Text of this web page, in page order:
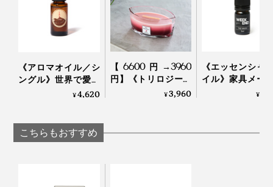
手についたオイルで目をこすらないようにご注意く
ださい。
家具やプラスチックなどに付着すると、変色・変質
こぼれた際はすぐに拭き取ってください。
ペットのいる空間で使用する際は、換気を十分に行
オイルのついたタオルや衣類は高温乾燥機での乾燥
を避け、自然乾燥をおすすめします。
《アロマオイル／シ
ングル》世界で愛さ
れるタイのアロマブ
KARMAKAMET
¥4,620
【6600円→3960
円】《トリロジーハ
ースウィック》まる
¥3,960
《エッセンシャ
イル》家具メー
が独自の製法
¥
こちらもおすすめ